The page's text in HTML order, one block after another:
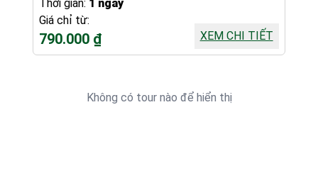
Thời gian: 1 ngày
Giá chỉ từ:
790.000 ₫ XEM CHI TIẾT
Không có tour nào để hiển thị